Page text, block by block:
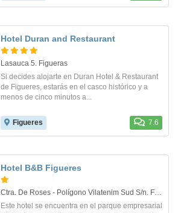
Hotel Duran and Restaurant
Lasauca 5. Figueras
Si decides alojarte en Duran Hotel & Restaurant
de Figueres, estarás en el casco histórico y a
menos de cinco minutos a...
Figueres 7.6
Hotel B&B Figueres
Ctra. De Roses - Polígono Vilatenim Sud S/n. Figueres
Este hotel se encuentra en el parque empresarial